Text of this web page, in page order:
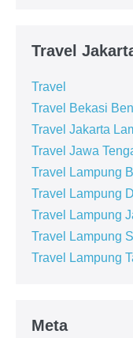
Travel
Travel
Travel Bekasi
Travel Jakarta
Travel Jawa
Travel Lampung
Travel Lampung
Travel Lampung
Travel Lampung
Travel Lampung
Meta